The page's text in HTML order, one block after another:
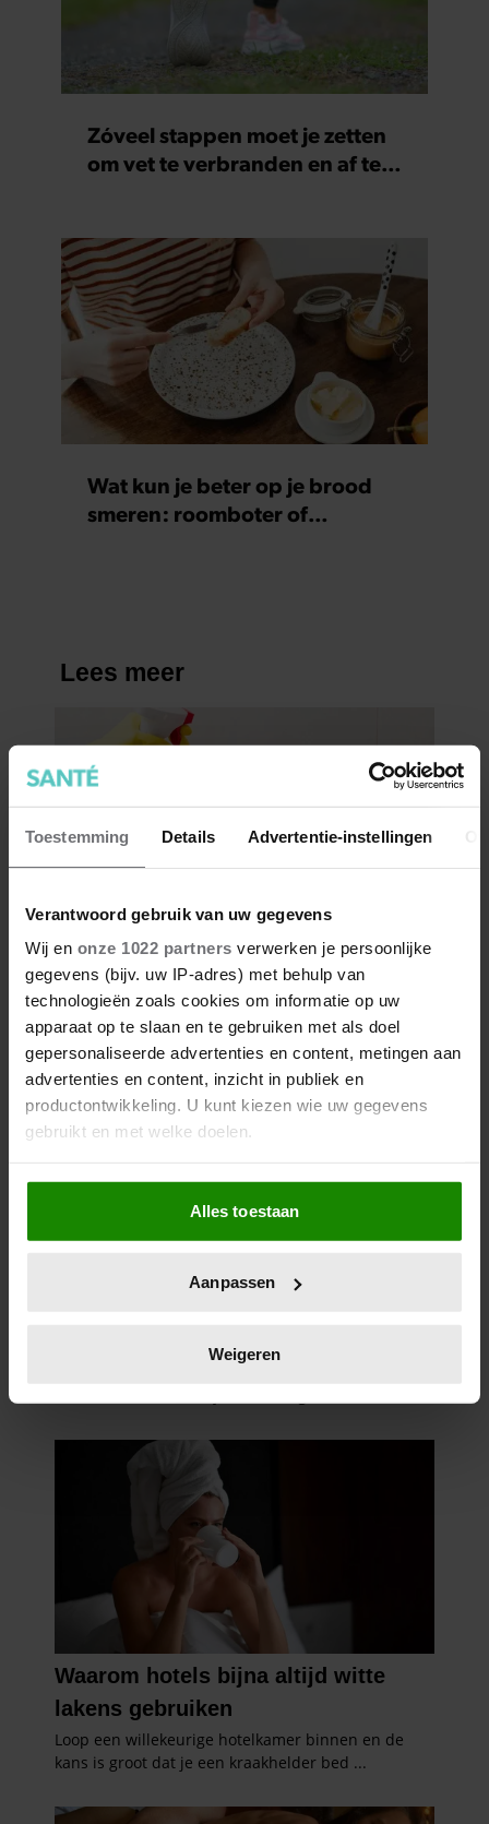
Toestemming Details Advertentie-instellingen
Verantwoord gebruik van uw gegevens
Wij en onze 1022 partners verwerken je persoonlijke
gegevens (bijv. uw IP-adres) met behulp van
technologieën zoals cookies om informatie op uw
apparaat op te slaan en te gebruiken met als doel
gepersonaliseerde advertenties en content, metingen aan
advertenties en content, inzicht in publiek en
productontwikkeling. U kunt kiezen wie uw gegevens
gebruikt en met welke doelen.
Als u het toestaat, willen we ook graag:
Informatie verzamelen over uw geografische
locatie, die tot een paar meter nauwkeurig kan zijn
scannen op specifieke eigenschappen (fingerprinting)
verwerkt en stel uw voorkeuren in het
intrekken in de Cookieverklaring.
We gebruiken cookies om content en advertenties te
personaliseren, om functies voor social media te bieden
en om ons websiteverkeer te analyseren. Ook delen we
informatie over uw gebruik van onze site met onze
partners voor social media, adverteren en analyse. Deze
partners kunnen deze gegevens combineren met andere
informatie die u aan ze heeft verstrekt of die ze hebben
verzameld op basis van uw gebruik van hun services. U
gaat akkoord met onze cookies als u onze website blijft
gebruiken.
Alles toestaan
Aanpassen
Weigeren
Zóveel stappen moet je zetten
om vet te verbranden en af te
Wat kun je beter op je brood
smeren: roomboter of